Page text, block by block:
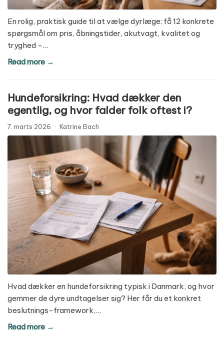
En rolig, praktisk guide til at vælge dyrlæge: få 12 konkrete
spørgsmål om pris, åbningstider, akutvagt, kvalitet og
tryghed -…
Read more →
Hundeforsikring: Hvad dækker den
egentlig, og hvor falder folk oftest i?
7. marts 2026 · Katrine Bach
Hvad dækker en hundeforsikring typisk i Danmark, og hvor
gemmer de dyre undtagelser sig? Her får du et konkret
beslutnings-framework,…
Read more →